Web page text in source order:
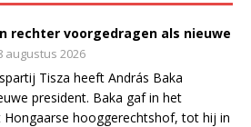
rechter voorgedragen als nieuwe
augustus 2026
Tisza heeft András Baka
president. Baka gaf in het
Hongaarse hooggerechtshof, tot hij in